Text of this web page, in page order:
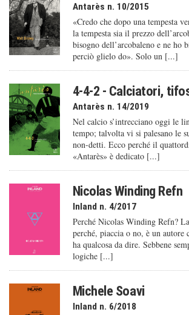
Antarès n. 10/2015
«Credo che dopo una tempesta
la tempesta sia il prezzo
bisogno dell’arcobaleno e ne ho
perciò glielo do». Solo un [...]
4-4-2 - Calciatori,
Antarès n. 14/2019
Nel calcio s’intrecciano oggi le
tempo; talvolta vi si palesano le
non-detti. Ecco perché il
«Antarès» è dedicato [...]
Nicolas Winding Refn
Inland n. 4/2017
Perché Nicolas Winding Refn?
perché, piaccia o no, è un
ha qualcosa da dire. Sebbene
logiche [...]
Michele Soavi
Inland n. 6/2018